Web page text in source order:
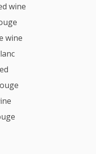
wine
wine